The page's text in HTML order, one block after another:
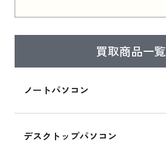
買取商品一覧
ノートパソコン
デスクトップパソコン
はこちら
ら
iPad mini シリーズ 2024